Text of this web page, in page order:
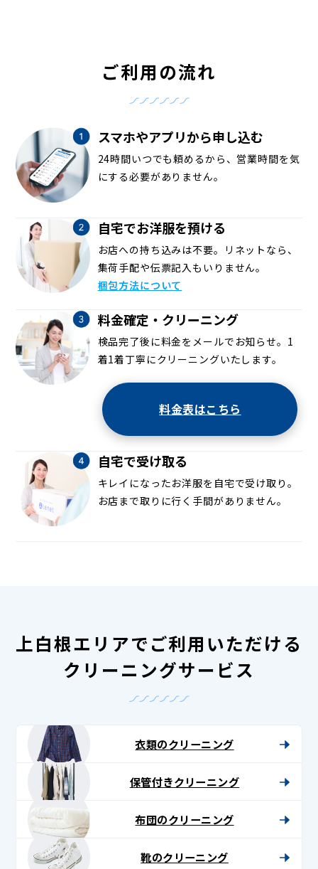
ご利用の流れ
スマホやアプリから申し込む
24時間いつでも頼めるから、営業時間を気
にする必要がありません。
自宅でお洋服を預ける
お店への持ち込みは不要。リネットなら、
集荷手配や伝票記入もいりません。
梱包方法について
料金確定・クリーニング
検品完了後に料金をメールでお知らせ。1
着1着丁寧にクリーニングいたします。
料金表はこちら
自宅で受け取る
キレイになったお洋服を自宅で受け取り。
お店まで取りに行く手間がありません。
上白根エリアでご利用いただける
クリーニングサービス
衣類のクリーニング
保管付きクリーニング
布団のクリーニング
靴のクリーニング